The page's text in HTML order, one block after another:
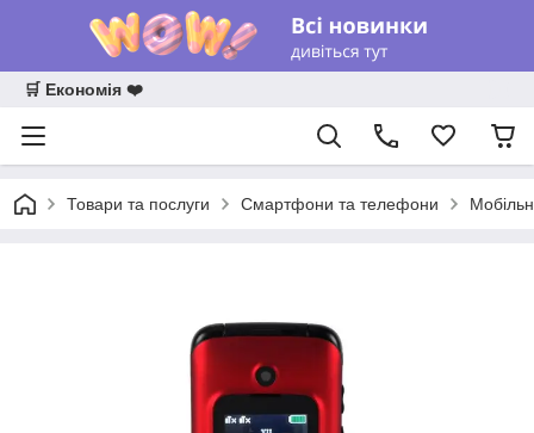
🛒 Економія ❤️
Товари та послуги Смартфони та телефони